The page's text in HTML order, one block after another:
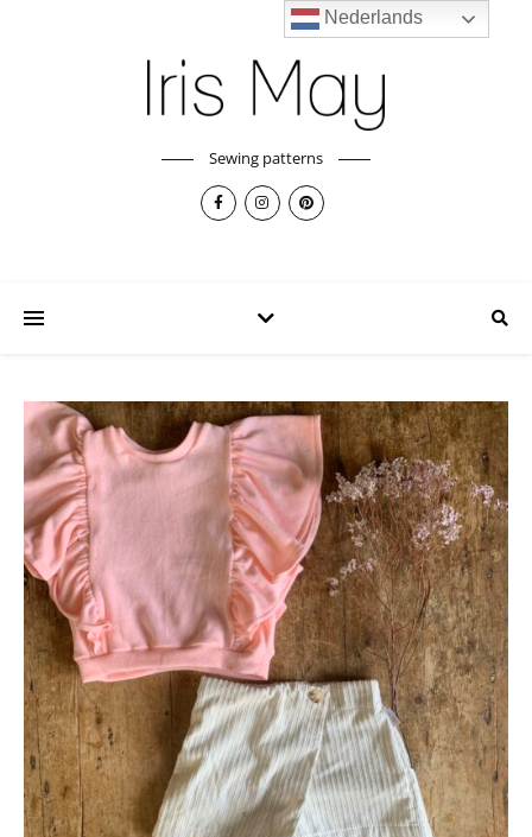
Sewing patterns
Nederlands